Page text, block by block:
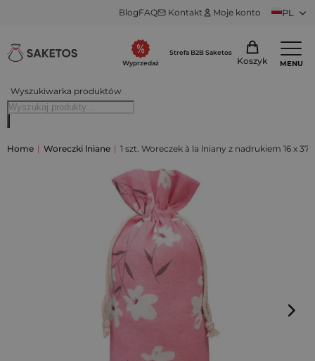
BlogFAQ Kontakt Moje konto PL
Wyszukiwarka produktów
Wyprzedaż
Strefa B2B Saketos
Koszyk MENU
Home | Woreczki lniane | 1 szt. Woreczek à la lniany z nadrukiem 16 x